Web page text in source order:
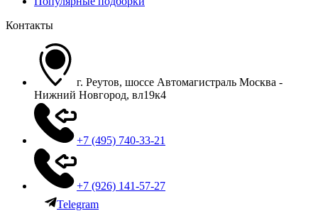
Контакты
г. Реутов, шоссе Автомагистраль Москва -
Нижний Новгород, вл19к4
+7 (495) 740-33-21
+7 (926) 141-57-27
Telegram